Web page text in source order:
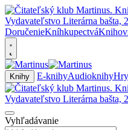
DoručenieKníhkupectvá
Knihy E-knihyAudioknihyHry
Vyhľadávanie